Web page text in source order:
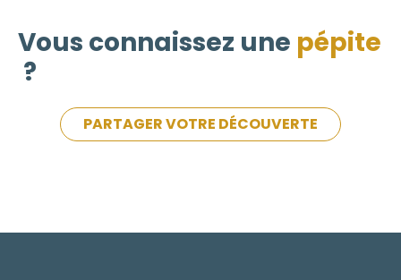
Vous connaissez une pépite
?
PARTAGER VOTRE DÉCOUVERTE